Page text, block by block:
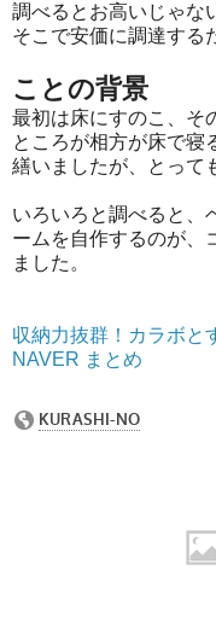
調べるとお高いじゃな
そこで安価に調達する
ことの背景
最初は床にすのこ、そ
ところが相方が床で寝
繕いましたが、とって
いろいろと調べると、
ームを自作するのが、
ました。
収納力抜群！カラボと
NAVER まとめ